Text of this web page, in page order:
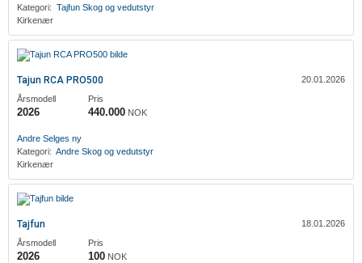
Kategori: Tajfun Skog og vedutstyr
Kirkenær
Tajun RCA PRO500
20.01.2026
Årsmodell
2026
Pris
440.000 NOK
‎Andre Selges ny
Kategori: ‎Andre Skog og vedutstyr
Kirkenær
Tajfun
18.01.2026
Årsmodell
2026
Pris
100 NOK